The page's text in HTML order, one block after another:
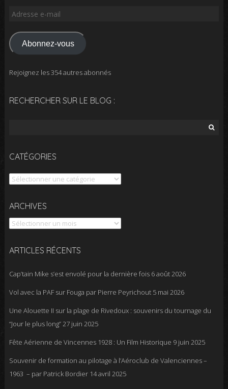
Adresse
mail
Abonnez-vous
Rejoignez les 354 autres abonnés
RECHERCHER SUR LE BLOG :
CATÉGORIES
Catégories
ARCHIVES
Archives
ARTICLES RÉCENTS
Cap’tain Mike s’est envolé pour la dernière fois 6 août 2026
Vol avec la PAF sur Fouga par Pierre Peyrichout 5 mai 2026
Une Alouette II sur la plage de Rivedoux : souvenirs du tournage du
“Jour le plus long”27 juin 2025
Fête Aérienne de Vincennes 1928 : Un Film Historique 9 juin 2025
Souvenir de formation au pilotage à l’Aéroclub de Valenciennes –
1963 – par Patrick Bordier 14 avril 2025